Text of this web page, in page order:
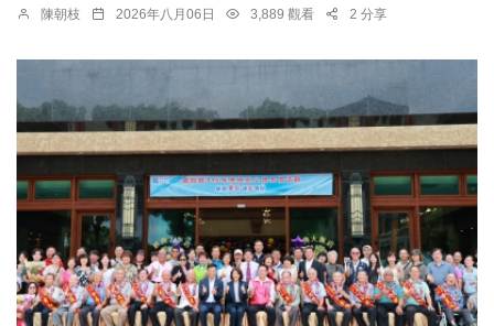
陳朝枝 2026年八月06日 3,889 觀看 2 分享